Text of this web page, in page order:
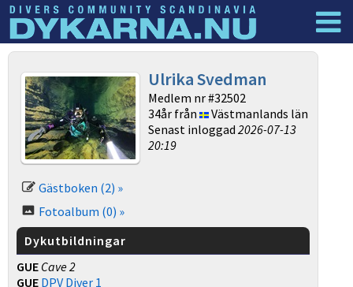
Dyknyheter Logga in
Gästboken (2) »
Fotoalbum (0) »
Ulrika Svedman
Medlem nr #32502
34år från
Västmanlands län
Senast inloggad2026-07-13
20:19
Dykutbildningar
GUE Cave 2
GUE DPV Diver 1